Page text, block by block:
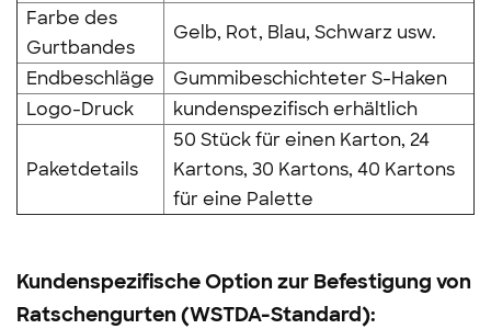
Farbe des
Gurtbandes
Gelb, Rot, Blau, Schwarz usw.
Endbeschläge
Gummibeschichteter S-Haken
Logo-Druck
kundenspezifisch erhältlich
Paketdetails
50 Stück für einen Karton, 24
Kartons, 30 Kartons, 40 Kartons
für eine Palette
Kundenspezifische Option zur Befestigung von
Ratschengurten (WSTDA-Standard):